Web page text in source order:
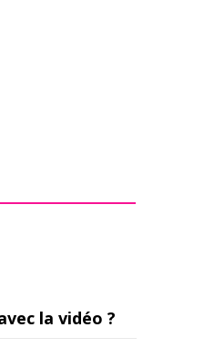
la vidéo ?